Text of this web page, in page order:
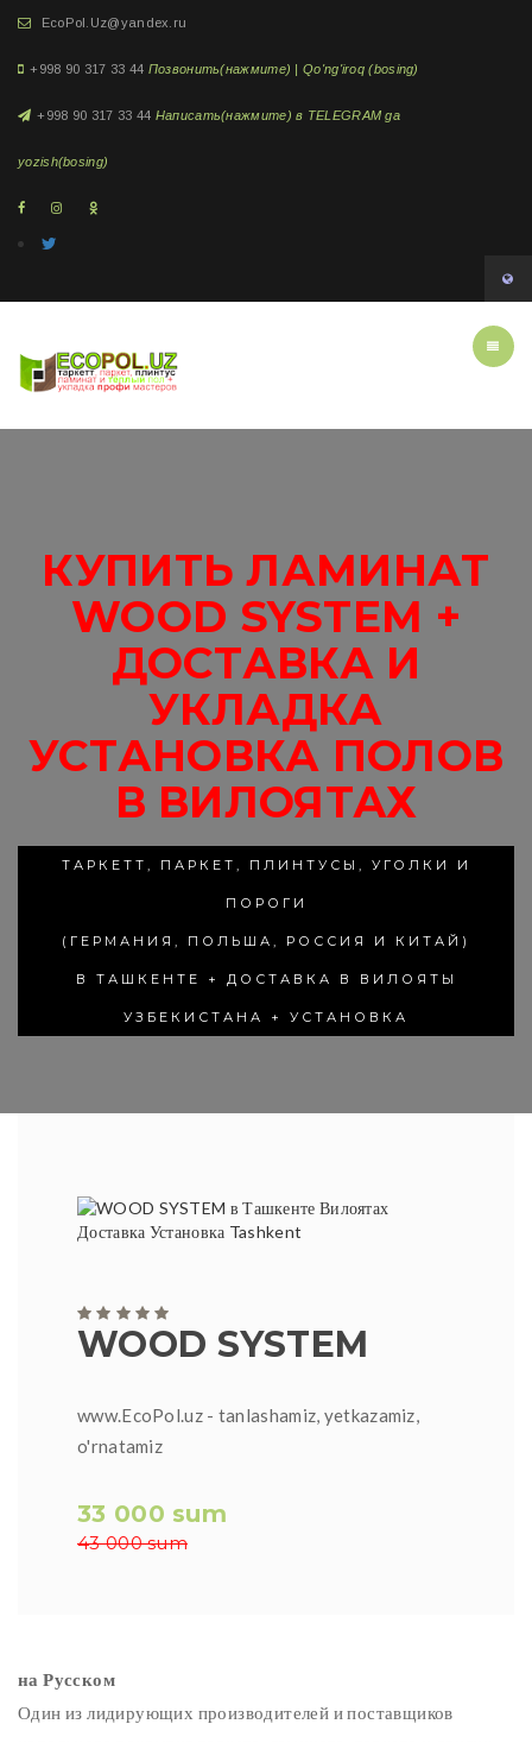
EcoPol.Uz@yandex.ru
+998 90 317 33 44 Позвонить(нажмите) | Qo'ng'iroq (bosing)
+998 90 317 33 44 Написать(нажмите) в TELEGRAM ga
yozish(bosing)
КУПИТЬ ЛАМИНАТ
WOOD SYSTEM +
ДОСТАВКА И
УКЛАДКА
УСТАНОВКА ПОЛОВ
В ВИЛОЯТАХ
ТАРКЕТТ, ПАРКЕТ, ПЛИНТУСЫ, УГОЛКИ И
ПОРОГИ
(ГЕРМАНИЯ, ПОЛЬША, РОССИЯ И КИТАЙ)
В ТАШКЕНТЕ + ДОСТАВКА В ВИЛОЯТЫ
УЗБЕКИСТАНА + УСТАНОВКА
WOOD SYSTEM
www.EcoPol.uz - tanlashamiz, yetkazamiz,
o'rnatamiz
33 000 sum
43 000 sum
на Русском
Один из лидирующих производителей и поставщиков